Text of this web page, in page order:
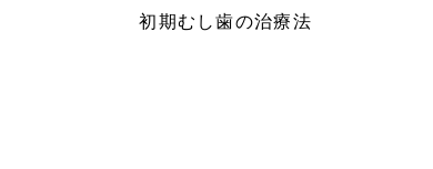
初期むし歯の治療法